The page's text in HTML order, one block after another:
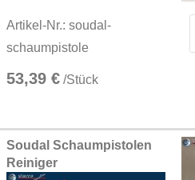
Artikel-Nr.: soudal-
schaumpistole
53,39 € /Stück
Soudal Schaumpistolen
Reiniger